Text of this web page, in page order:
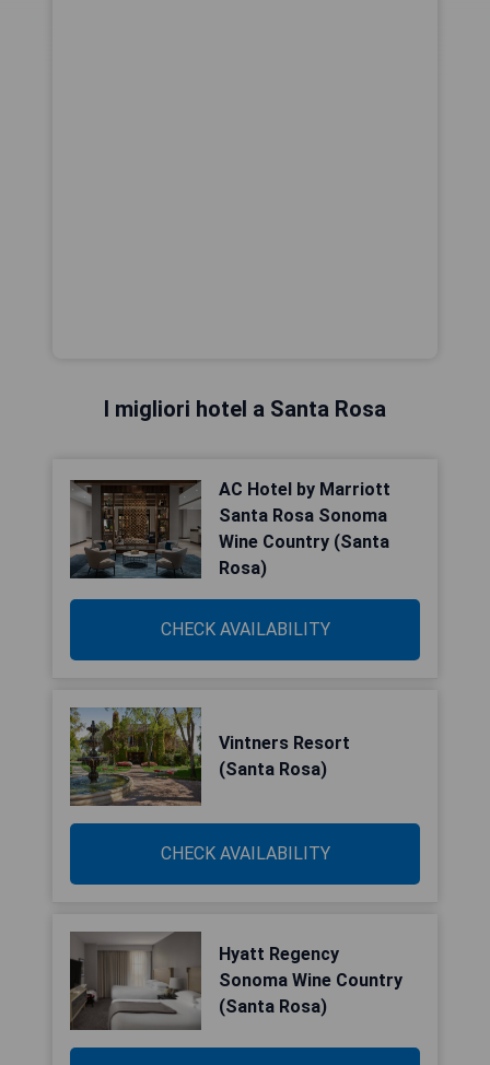
I migliori hotel a Santa Rosa
AC Hotel by Marriott
Santa Rosa Sonoma
Wine Country (Santa
Rosa)
CHECK AVAILABILITY
Vintners Resort
(Santa Rosa)
CHECK AVAILABILITY
Hyatt Regency
Sonoma Wine Country
(Santa Rosa)